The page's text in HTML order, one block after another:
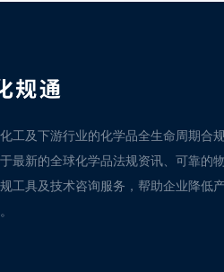
工及下游行业的化学品全生命周期合
最新的全球化学品法规资讯、可靠的
工具及技术咨询服务，帮助企业降低